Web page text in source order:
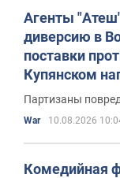
Агенты
диверсию в
поставки
Купянском
Партизаны
War 10.08.2026
Комедийная